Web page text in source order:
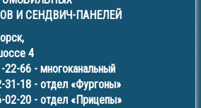
И СЕНДВИЧ-ПАНЕЛЕЙ
4
22-66 - многоканальный
31-18 - отдел «Фургоны»
02-20 - отдел «Прицепы»